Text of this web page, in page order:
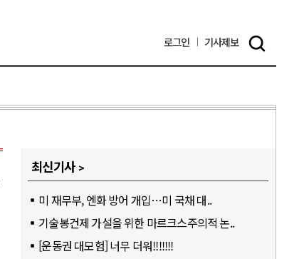
로그인 기사제보
최신기사
미 재무부, 엔화 방어 개입…미 국채 대..
기술봉건제 가설을 위한 마르크스주의적 논..
[운동권 대모험] 너무 더워!!!!!!!